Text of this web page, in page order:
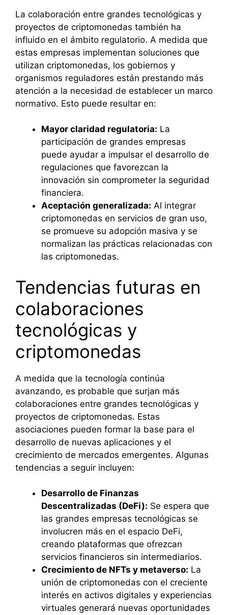
La colaboración entre grandes tecnológicas y
proyectos de criptomonedas también ha
influido en el ámbito regulatorio. A medida que
estas empresas implementan soluciones que
utilizan criptomonedas, los gobiernos y
organismos reguladores están prestando más
atención a la necesidad de establecer un marco
normativo. Esto puede resultar en:
Mayor claridad regulatoria: La
participación de grandes empresas
puede ayudar a impulsar el desarrollo de
regulaciones que favorezcan la
innovación sin comprometer la seguridad
financiera.
Aceptación generalizada: Al integrar
criptomonedas en servicios de gran uso,
se promueve su adopción masiva y se
normalizan las prácticas relacionadas con
las criptomonedas.
Tendencias futuras en
colaboraciones
tecnológicas y
criptomonedas
A medida que la tecnología continúa
avanzando, es probable que surjan más
colaboraciones entre grandes tecnológicas y
proyectos de criptomonedas. Estas
asociaciones pueden formar la base para el
desarrollo de nuevas aplicaciones y el
crecimiento de mercados emergentes. Algunas
tendencias a seguir incluyen:
Desarrollo de Finanzas
Descentralizadas (DeFi): Se espera que
las grandes empresas tecnológicas se
involucren más en el espacio DeFi,
creando plataformas que ofrezcan
servicios financieros sin intermediarios.
Crecimiento de NFTs y metaverso: La
unión de criptomonedas con el creciente
interés en activos digitales y experiencias
virtuales generará nuevas oportunidades